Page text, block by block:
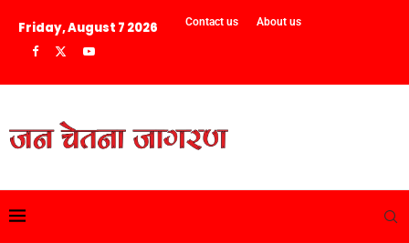
Friday, August 7 2026 Contact us About us